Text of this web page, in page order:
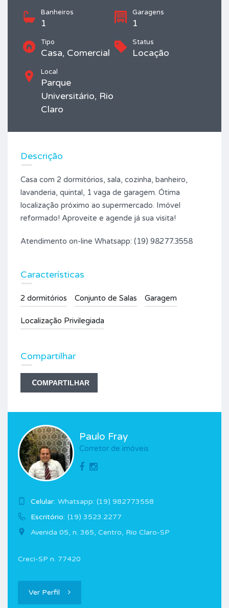
Banheiros
1
Garagens
1
Tipo
Casa, Comercial
Status
Locação
Local
Parque
Universitário, Rio
Claro
Descrição
Casa com 2 dormitórios, sala, cozinha, banheiro,
lavanderia, quintal, 1 vaga de garagem. Ótima
localização próximo ao supermercado. Imóvel
reformado! Aproveite e agende já sua visita!
Atendimento on-line Whatsapp: (19) 98277.3558
Características
2 dormitórios Conjunto de Salas Garagem
Localização Privilegiada
Compartilhar
COMPARTILHAR
Paulo Fray
Corretor de imóveis
Celular: Whatsapp: (19) 982773558
Escritório: (19) 3523.2277
Avenida 05, n. 365, Centro, Rio Claro-SP
Creci-SP n. 77420
Ver Perfil